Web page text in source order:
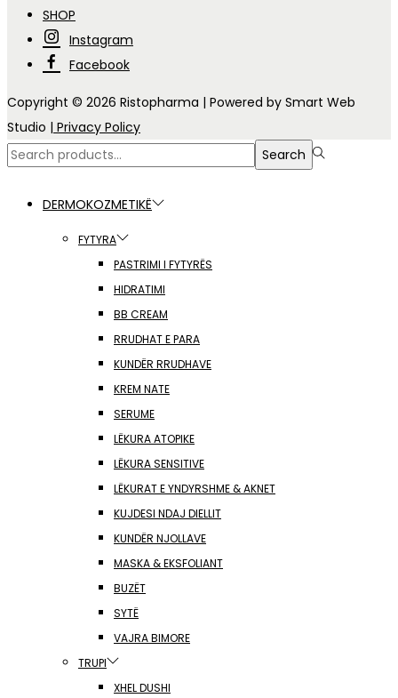
SHOP
Instagram
Facebook
Copyright © 2026 Ristopharma | Powered by Smart Web
Studio | Privacy Policy
Search
Search
DERMOKOZMETIKË
FYTYRA
PASTRIMI I FYTYRËS
HIDRATIMI
BB CREAM
RRUDHAT E PARA
KUNDËR RRUDHAVE
KREM NATE
SERUME
LËKURA ATOPIKE
LËKURA SENSITIVE
LËKURAT E YNDYRSHME & AKNET
KUJDESI NDAJ DIELLIT
KUNDËR NJOLLAVE
MASKA & EKSFOLIANT
BUZËT
SYTË
VAJRA BIMORE
TRUPI
XHEL DUSHI